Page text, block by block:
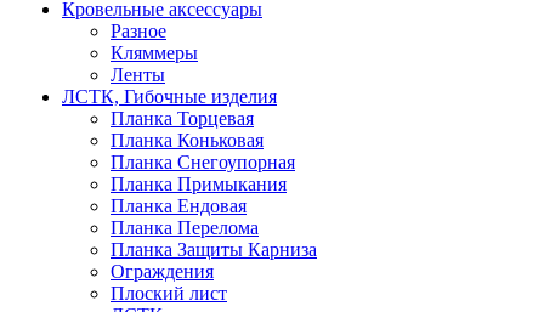
Кровельные аксессуары
Разное
Кляммеры
Ленты
ЛСТК, Гибочные изделия
Планка Торцевая
Планка Коньковая
Планка Снегоупорная
Планка Примыкания
Планка Ендовая
Планка Перелома
Планка Защиты Карниза
Ограждения
Плоский лист